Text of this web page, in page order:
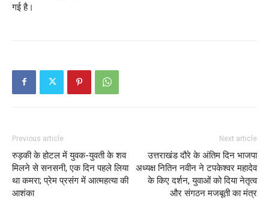
गई है।
Previous article
रुड़की के होटल में युवक-युवती के शव
मिलने से सनसनी, एक दिन पहले लिया
था कमरा; प्रेम प्रसंग में आत्महत्या की
आशंका
Next article
उत्तराखंड दौरे के अंतिम दिन भाजपा
अध्यक्ष नितिन नवीन ने टपकेश्वर महादेव
के किए दर्शन, युवाओं को दिया नेतृत्व
और संगठन मजबूती का मंत्र